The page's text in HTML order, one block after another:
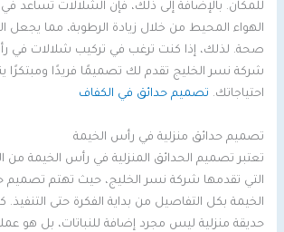
للمكان. بالإضافة إلى ذلك، فإن الشلالات تساعد
الهواء المحيط من خلال زيادة الرطوبة، مما يجعل
صحة. لذلك، إذا كنت ترغب في تركيب شلالات في
شركة نسر الخليج تقدم لك تصميمًا فريدًا
احتياجاتك. تصميم حدائق في الكفاف
تصميم حدائق منزلية في رأس الخيمة
تعتبر تصميم الحدائق المنزلية في رأس الخيمة من
التي تقدمها شركة نسر الخليج، حيث تهتم
الخيمة بكل التفاصيل من بداية الفكرة حتى
حديقة منزلية ليس مجرد إضافة للنباتات، بل هو